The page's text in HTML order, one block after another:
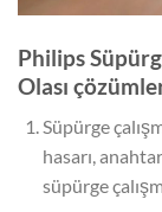
Philips
Olası
Süpürge
hasarı,
süpürge